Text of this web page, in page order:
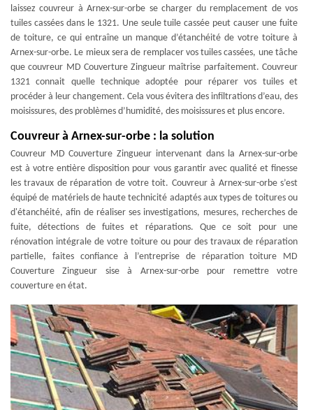
laissez couvreur à Arnex-sur-orbe se charger du remplacement de vos
tuiles cassées dans le 1321. Une seule tuile cassée peut causer une fuite
de toiture, ce qui entraîne un manque d’étanchéité de votre toiture à
Arnex-sur-orbe. Le mieux sera de remplacer vos tuiles cassées, une tâche
que couvreur MD Couverture Zingueur maîtrise parfaitement. Couvreur
1321 connait quelle technique adoptée pour réparer vos tuiles et
procéder à leur changement. Cela vous évitera des infiltrations d’eau, des
moisissures, des problèmes d’humidité, des moisissures et plus encore.
Couvreur à Arnex-sur-orbe : la solution
Couvreur MD Couverture Zingueur intervenant dans la Arnex-sur-orbe
est à votre entière disposition pour vous garantir avec qualité et finesse
les travaux de réparation de votre toit. Couvreur à Arnex-sur-orbe s’est
équipé de matériels de haute technicité adaptés aux types de toitures ou
d'étanchéité, afin de réaliser ses investigations, mesures, recherches de
fuite, détections de fuites et réparations. Que ce soit pour une
rénovation intégrale de votre toiture ou pour des travaux de réparation
partielle, faites confiance à l’entreprise de réparation toiture MD
Couverture Zingueur sise à Arnex-sur-orbe pour remettre votre
couverture en état.